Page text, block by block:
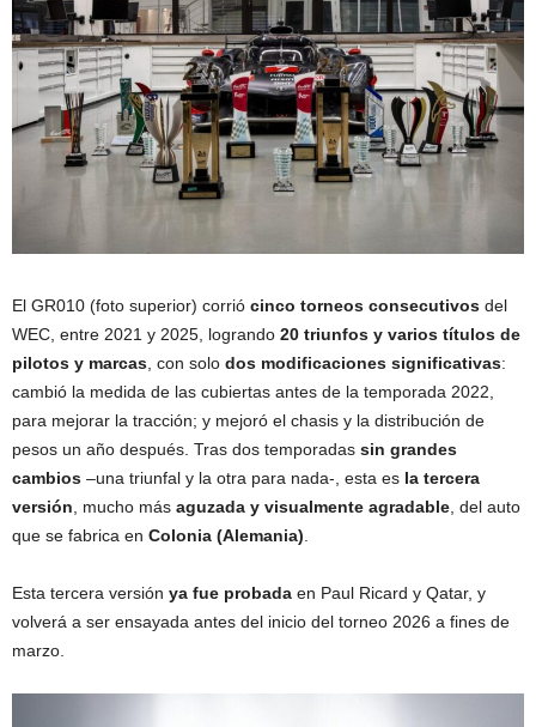
El GR010 (foto superior) corrió cinco torneos consecutivos del
WEC, entre 2021 y 2025, logrando 20 triunfos y varios títulos de
pilotos y marcas , con solo dos modificaciones significativas:
cambió la medida de las cubiertas antes de la temporada 2022,
para mejorar la tracción; y mejoró el chasis y la distribución de
pesos un año después. Tras dos temporadas sin grandes
cambios –una triunfal y la otra para nada-, esta es la tercera
versión , mucho más aguzada y visualmente agradable , del auto
que se fabrica en Colonia (Alemania)
Esta tercera versión ya fue probada en Paul Ricard y Qatar, y
volverá a ser ensayada antes del inicio del torneo 2026 a fines de
marzo.